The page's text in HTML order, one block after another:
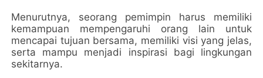
Menurutnya, seorang pemimpin harus memiliki
kemampuan mempengaruhi orang lain untuk
mencapai tujuan bersama, memiliki visi yang jelas,
serta mampu menjadi inspirasi bagi lingkungan
sekitarnya.